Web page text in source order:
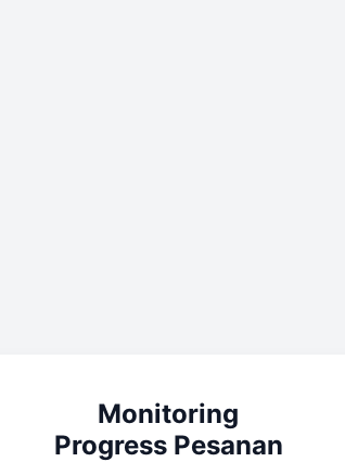
Monitoring
Progress Pesanan